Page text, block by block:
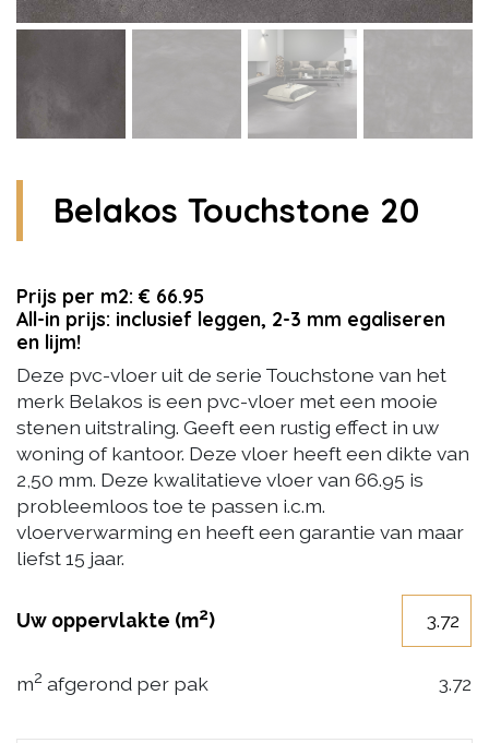
Belakos Touchstone 20
Prijs per m2: € 66.95
All-in prijs: inclusief leggen, 2-3 mm egaliseren
en lijm!
Deze pvc-vloer uit de serie Touchstone van het
merk Belakos is een pvc-vloer met een mooie
stenen uitstraling. Geeft een rustig effect in uw
woning of kantoor. Deze vloer heeft een dikte van
2,50 mm. Deze kwalitatieve vloer van 66.95 is
probleemloos toe te passen i.c.m.
vloerverwarming en heeft een garantie van maar
liefst 15 jaar.
Uw oppervlakte (m2)
m2 afgerond per pak 3.72